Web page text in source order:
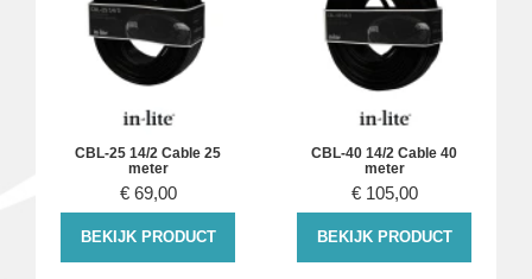
CBL-25 14/2 Cable 25
meter
€ 69,00
BEKIJK PRODUCT
CBL-40 14/2 Cable 40
meter
€ 105,00
BEKIJK PRODUCT